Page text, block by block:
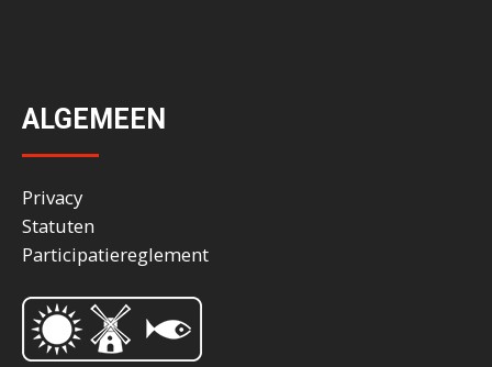
ALGEMEEN
Privacy
Statuten
Participatiereglement